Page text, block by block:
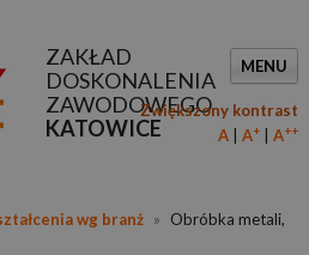
ZAKŁAD
DOSKONALENIA
ZAWODOWEGO
KATOWICE
MENU
Zwiększony kontrast
A
A+ A++
wg branż »
Obróbka metali,